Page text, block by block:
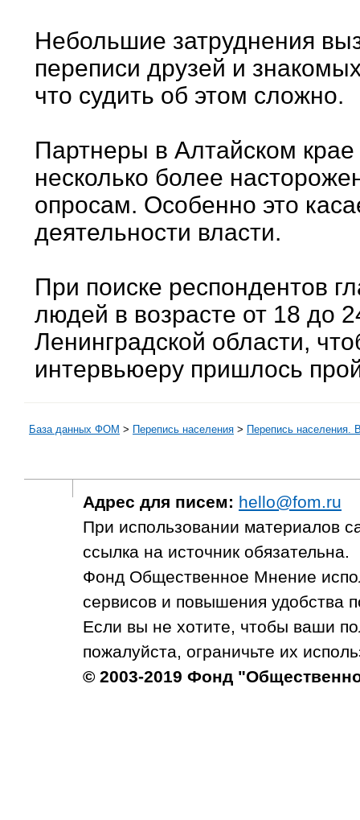
Небольшие затруднения
переписи друзей и
что судить об этом сложно.
Партнеры в Алтайском
несколько более
опросам. Особенно это
деятельности власти.
При поиске респондентов
людей в возрасте от 18 до
Ленинградской области,
интервьюеру пришлось
База данных ФОМ > Перепись населения > Перепись населения.
Адрес для писем: hello@fom.ru
При использовании материалов
ссылка на источник обязательна.
Фонд Общественное Мнение
сервисов и повышения удобства
Если вы не хотите, чтобы ваши
пожалуйста, ограничьте их
© 2003-2019 Фонд